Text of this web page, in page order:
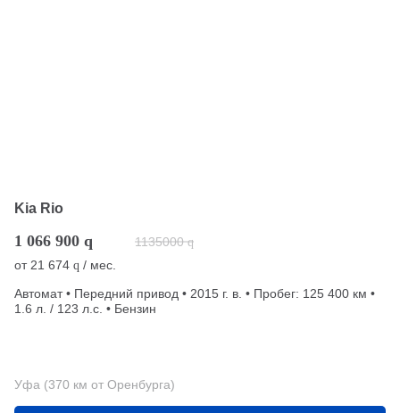
Kia Rio
1 066 900 q 1135000 q
от 21 674 q / мес.
Автомат • Передний привод • 2015 г. в. • Пробег: 125 400 км •
1.6 л. / 123 л.с. • Бензин
Уфа (370 км от Оренбурга)